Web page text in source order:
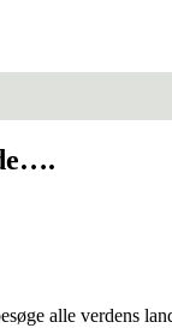
alle verdens